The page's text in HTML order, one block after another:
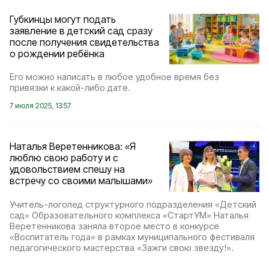
Губкинцы могут подать
заявление в детский сад сразу
после получения свидетельства
о рождении ребёнка
Его можно написать в любое удобное время без
привязки к какой-либо дате.
7 июля 2025, 13:57
Наталья Веретенникова: «Я
люблю свою работу и с
удовольствием спешу на
встречу со своими малышами»
Учитель-логопед структурного подразделения «Детский
сад» Образовательного комплекса «СтартУМ» Наталья
Веретенникова заняла второе место в конкурсе
«Воспитатель года» в рамках муниципального фестиваля
педагогического мастерства «Зажги свою звезду!».